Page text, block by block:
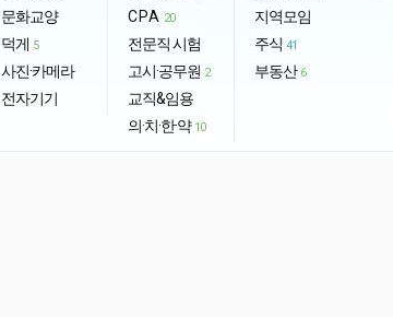
문화교양
덕게 5
사진·카메라
전자기기
CPA 20
전문직 시험
고시·공무원 2
교직&임용
의·치·한·약 10
지역모임
주식 41
부동산 6